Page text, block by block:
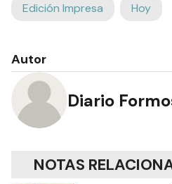
Edición Impresa Hoy
Autor
Diario
NOTAS